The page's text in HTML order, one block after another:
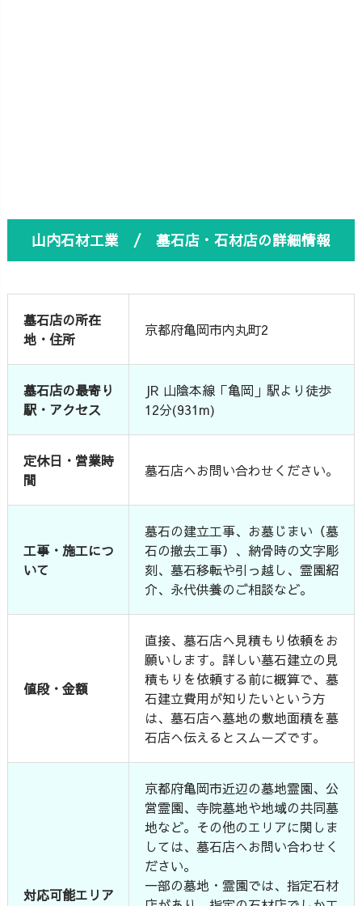
山内石材工業 / 墓石店・石材店の詳細情報
墓石店の所在
地・住所
京都府亀岡市内丸町2
墓石店の最寄り
駅・アクセス
JR 山陰本線「亀岡」駅より徒歩
12分(931m)
定休日・営業時
間
墓石店へお問い合わせください。
工事・施工につ
いて
墓石の建立工事、お墓じまい（墓
石の撤去工事）、納骨時の文字彫
刻、墓石移転や引っ越し、霊園紹
介、永代供養のご相談など。
値段・金額
直接、墓石店へ見積もり依頼をお
願いします。詳しい墓石建立の見
積もりを依頼する前に概算で、墓
石建立費用が知りたいという方
は、墓石店へ墓地の敷地面積を墓
石店へ伝えるとスムーズです。
対応可能エリア
京都府亀岡市近辺の墓地霊園、公
営霊園、寺院墓地や地域の共同墓
地など。その他のエリアに関しま
しては、墓石店へお問い合わせく
ださい。
一部の墓地・霊園では、指定石材